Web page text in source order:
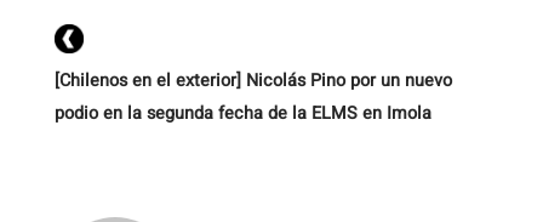
[Chilenos en el exterior] Nicolás Pino por un nuevo
podio en la segunda fecha de la ELMS en Imola